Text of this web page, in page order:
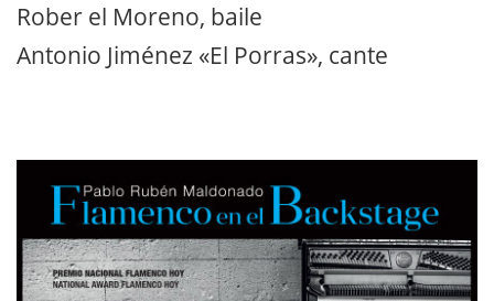
Rober el Moreno, baile
Antonio Jiménez «El Porras», cante